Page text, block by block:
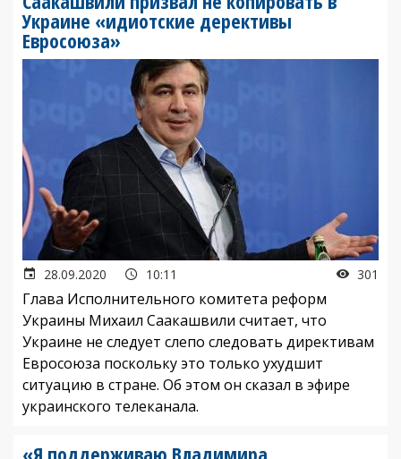
Украине «идиотские дерективы
Евросоюза»
28.09.2020 10:11 301
Глава Исполнительного комитета реформ
Украины Михаил Саакашвили считает, что
Украине не следует слепо следовать директивам
Евросоюза поскольку это только ухудшит
ситуацию в стране. Об этом он сказал в эфире
украинского телеканала.